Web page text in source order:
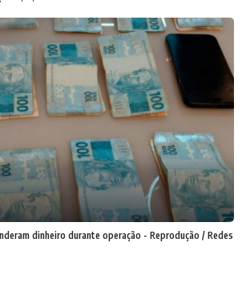
dinheiro durante operação - Reprodução / Redes